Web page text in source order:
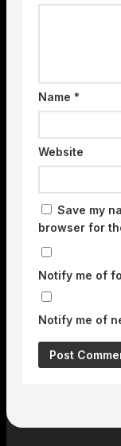
Name *
Website
Save my
browser for
Notify me of
Notify me of